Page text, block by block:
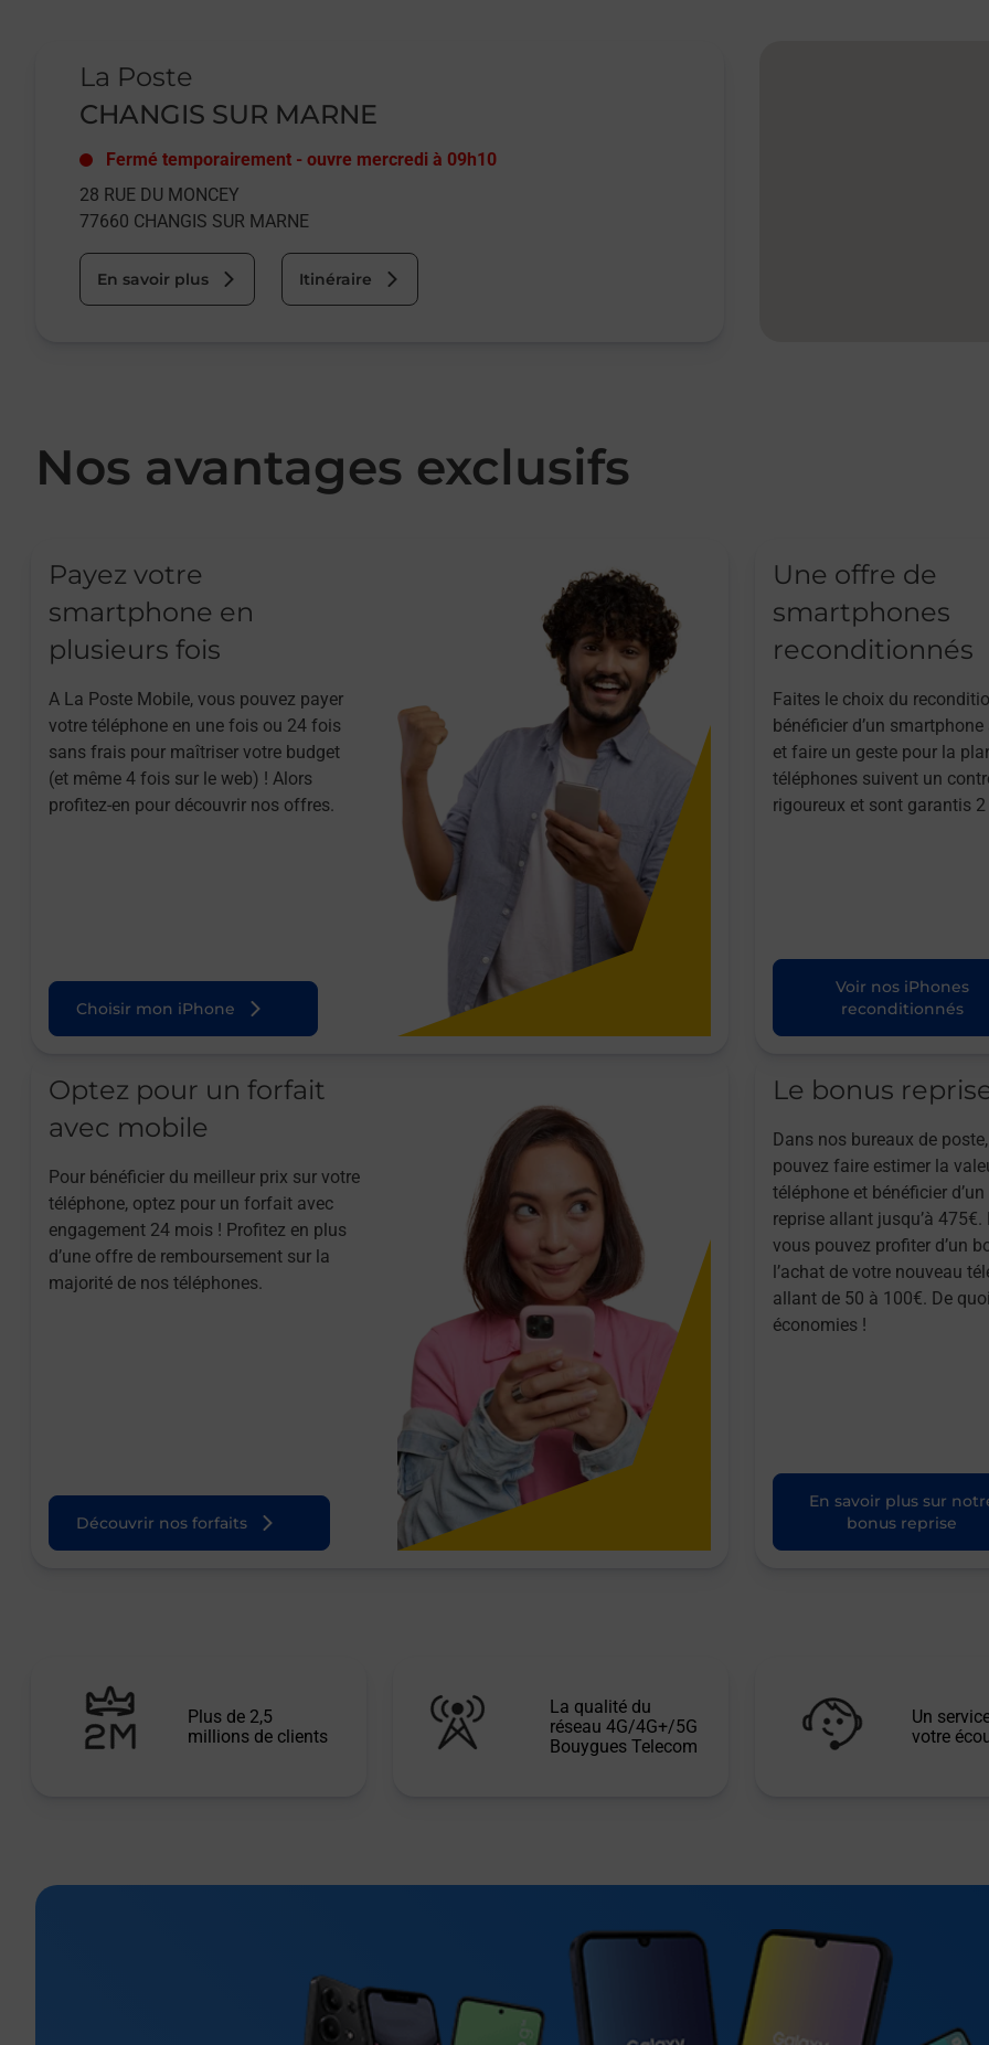
La Poste
CHANGIS SUR MARNE
Fermé temporairement - ouvre mercredi à 09h10
28 RUE DU MONCEY
77660 CHANGIS SUR MARNE
En savoir plus Itinéraire
Nos avantages exclusifs
Payez votre
smartphone en
plusieurs fois
A La Poste Mobile, vous pouvez payer
votre téléphone en une fois ou 24 fois
sans frais pour maîtriser votre budget
(et même 4 fois sur le web) ! Alors
profitez-en pour découvrir nos offres.
Choisir mon iPhone
Une offre de
smartphones
reconditionnés
Faites le choix du
bénéficier d’un
et faire un geste pour la
téléphones suivent un
rigoureux et sont garantis 2
Voir nos iPhones
reconditionnés
Optez pour un forfait
avec mobile
Pour bénéficier du meilleur prix sur votre
téléphone, optez pour un forfait avec
engagement 24 mois ! Profitez en plus
d’une offre de remboursement sur la
majorité de nos téléphones.
Découvrir nos forfaits
Le bonus
Dans nos bureaux de
pouvez faire estimer la
téléphone et bénéficier
reprise allant jusqu’à 475€.
vous pouvez profiter d’un
l’achat de votre nouveau
allant de 50 à 100€. De
économies !
En savoir plus sur
bonus reprise
Plus de 2,5
millions de clients
La qualité du
réseau 4G/4G+/5G
Bouygues Telecom
Un
votre